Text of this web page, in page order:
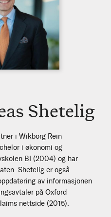
Shetelig
i Wikborg Rein
i økonomi og
BI (2004) og har
Shetelig er også
av informasjonen
på Oxford
nettside (2015).